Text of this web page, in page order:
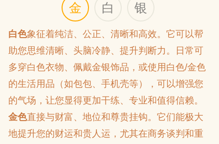
金 白 银
白色象征着纯洁、公正、清晰和高效。它可以帮
助您思维清晰、头脑冷静、提升判断力。日常可
多穿白色衣物、佩戴金银饰品，或使用白色/金色
的生活用品（如包包、手机壳等），可以增强您
的气场，让您显得更加干练、专业和值得信赖。
金色直接与财富、地位和尊贵挂钩。它们能极大
地提升您的财运和贵人运，尤其在商务谈判和重